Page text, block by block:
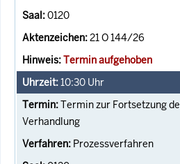
0120
21 O 144/26
Termin aufgehoben
10:30 Uhr
Termin zur Fortsetzung
Verhandlung
Prozessverfahren